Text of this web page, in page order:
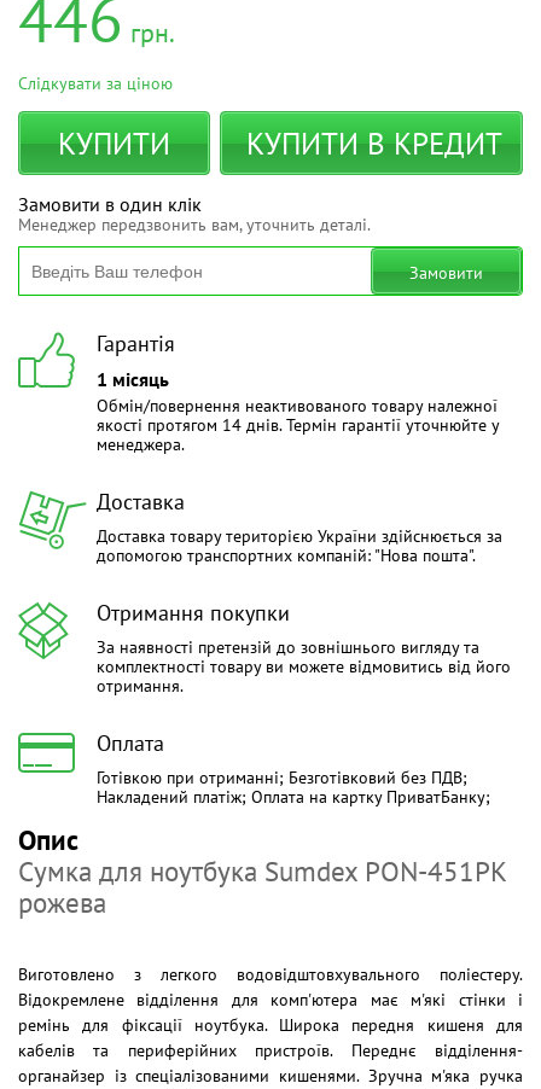
446 грн.
Слідкувати за ціною
КУПИТИ КУПИТИ В КРЕДИТ
Замовити в один клік
Менеджер передзвонить вам, уточнить деталі.
Замовити
Гарантія
1 місяць
Обмін/повернення неактивованого товару належної
якості протягом 14 днів. Термін гарантії уточнюйте у
менеджера.
Доставка
Доставка товару територією України здійснюється за
допомогою транспортних компаній: "Нова пошта".
Отримання покупки
За наявності претензій до зовнішнього вигляду та
комплектності товару ви можете відмовитись від його
отримання.
Оплата
Готівкою при отриманні; Безготівковий без ПДВ;
Накладений платіж; Оплата на картку ПриватБанку;
Опис
Сумка для ноутбука Sumdex PON-451PK
рожева
Виготовлено з легкого водовідштовхувального поліестеру.
Відокремлене відділення для комп'ютера має м'які стінки і
ремінь для фіксації ноутбука. Широка передня кишеня для
кабелів та периферійних пристроїв. Переднє відділення-
органайзер із спеціалізованими кишенями. Зручна м'яка ручка